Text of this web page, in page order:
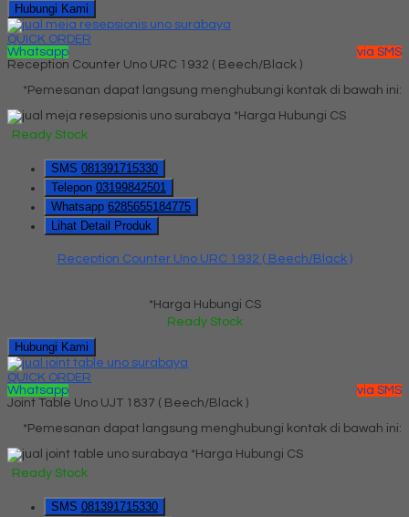
Hubungi Kami
QUICK ORDER
Whatsapp
via SMS
Reception Counter Uno URC 1932 ( Beech/Black )
*Pemesanan dapat langsung menghubungi kontak di bawah ini:
*Harga Hubungi CS
Ready Stock
SMS 081391715330
Telepon 03199842501
Whatsapp 6285655184775
Lihat Detail Produk
Reception Counter Uno URC 1932 ( Beech/Black )
*Harga Hubungi CS
Ready Stock
Hubungi Kami
QUICK ORDER
Whatsapp
via SMS
Joint Table Uno UJT 1837 ( Beech/Black )
*Pemesanan dapat langsung menghubungi kontak di bawah ini:
*Harga Hubungi CS
Ready Stock
SMS 081391715330